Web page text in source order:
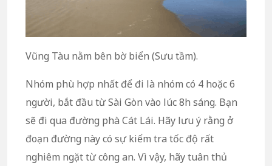
Vũng Tàu nằm bên bờ biển (Sưu tầm).
Nhóm phù hợp nhất để đi là nhóm có 4 hoặc 6
người, bắt đầu từ Sài Gòn vào lúc 8h sáng. Bạn
sẽ đi qua đường phà Cát Lái. Hãy lưu ý rằng ở
đoạn đường này có sự kiểm tra tốc độ rất
nghiêm ngặt từ công an. Vì vậy, hãy tuân thủ